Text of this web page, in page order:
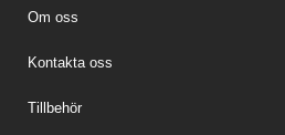
Om oss
Kontakta oss
Tillbehör